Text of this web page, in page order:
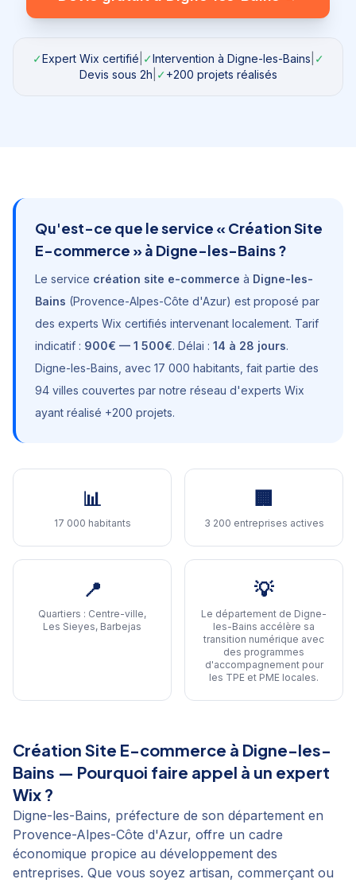
✓Expert Wix certifié ✓Intervention à Digne-les-Bains ✓
Devis sous 2h ✓+200 projets réalisés
Qu'est-ce que le service « Création Site
E-commerce » à Digne-les-Bains?
Le service création site e-commerce à Digne-les-
Bains (Provence-Alpes-Côte d'Azur) est proposé par
des experts Wix certifiés intervenant localement. Tarif
indicatif : 900€ — 1 500€. Délai : 14 à 28 jours.
Digne-les-Bains , avec 17 000 habitants , fait partie des
94 villes couvertes par notre réseau d'experts Wix
ayant réalisé +200 projets.
📊
17 000 habitants
🏢
3 200 entreprises actives
📍
Quartiers : Centre-ville,
Les Sieyes, Barbejas
💡
Le département de Digne-
les-Bains accélère sa
transition numérique avec
des programmes
d'accompagnement pour
les TPE et PME locales.
Création Site E-commerce à Digne-les-
Bains — Pourquoi faire appel à un expert
Wix ?
Digne-les-Bains, préfecture de son département en
Provence-Alpes-Côte d'Azur, offre un cadre
économique propice au développement des
entreprises. Que vous soyez artisan, commerçant ou